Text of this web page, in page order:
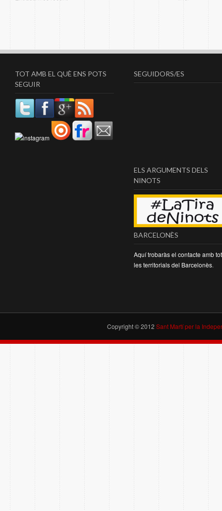
TOT AMB EL QUÈ ENS POTS
SEGUIR
SEGUIDORS/ES
ELS ARGUMENTS DELS
NINOTS
BARCELONÈS
Aquí trobaràs el contacte amb
les territorials del Barcelonès.
Copyright © 2012 Sant Martí per la